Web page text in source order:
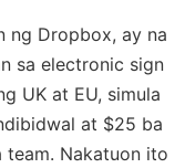
ng Dropbox, ay na
sa electronic sign
UK at EU, simula
at $25 ba
team. Nakatuon ito